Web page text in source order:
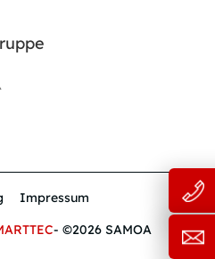
Impressum
- ©2026 SAMOA